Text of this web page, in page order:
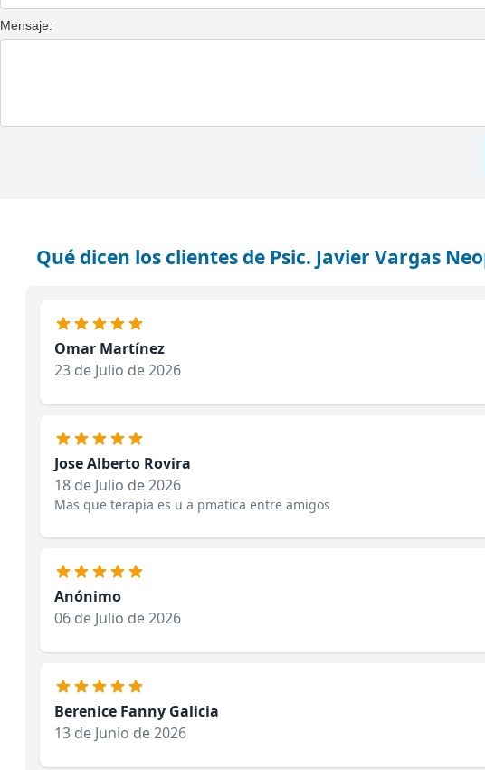
Mensaje:
Qué dicen los clientes de Psic. Javier Vargas
Omar Martínez
23 de Julio de 2026
Jose Alberto Rovira
18 de Julio de 2026
Mas que terapia es u a pmatica entre amigos
Anónimo
06 de Julio de 2026
Berenice Fanny Galicia
13 de Junio de 2026